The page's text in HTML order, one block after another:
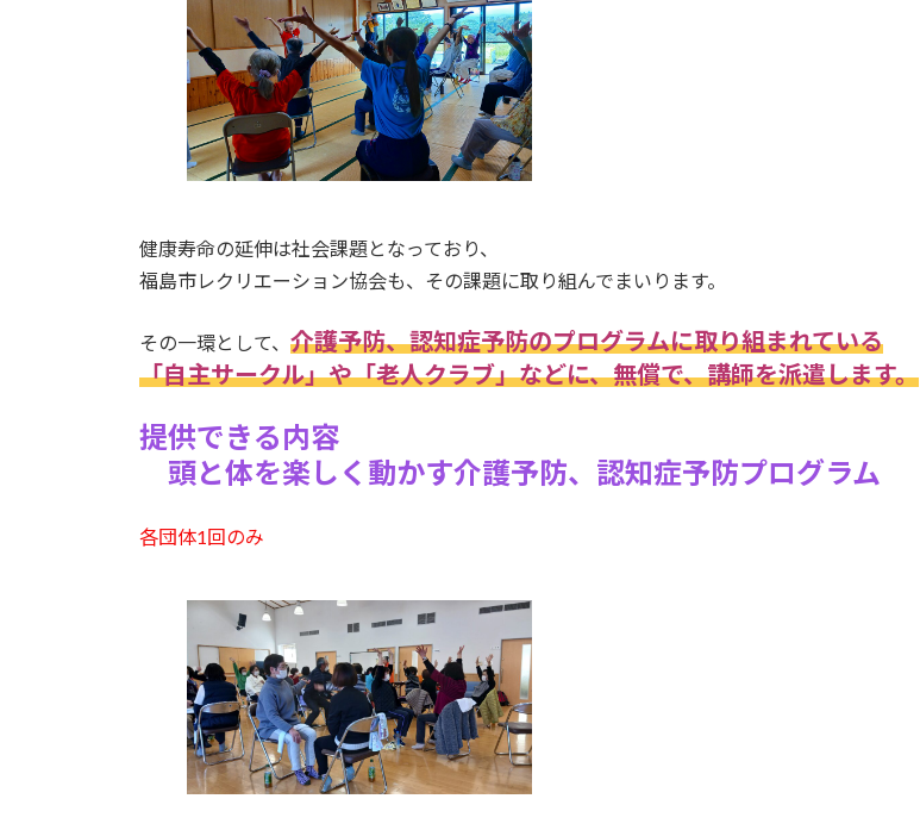
健康寿命の延伸は社会課題となっており、
福島市レクリエーション協会も、その課題に取り組んでまいります。
その一環として、 介護予防、認知症予防のプログラムに取り組まれている
「自主サークル」や「老人クラブ」などに、無償で、講師を派遣します。
提供できる内容
頭と体を楽しく動かす介護予防、認知症予防プログラム
各団体1回のみ